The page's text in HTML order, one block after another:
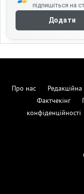
підпишіться на
Додати
Про нас Редакційна
Фактчекінг
конфіденційності